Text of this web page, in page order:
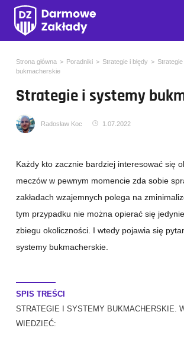
Strona główna Poradniki Strategie i błędy
bukmacherskie
Strategie i systemy
Radosław Koc 1.07.2022
Każdy kto zacznie bardziej interesować się
meczów w pewnym momencie zda sobie
zakładach wzajemnych polega na
tym przypadku nie można opierać się
zbiegu okoliczności. I wtedy pojawia się
systemy bukmacherskie.
SPIS TREŚCI
STRATEGIE I SYSTEMY BUKMACHERSKIE.
WIEDZIEĆ: